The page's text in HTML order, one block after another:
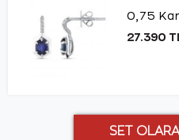
0,75
27.390